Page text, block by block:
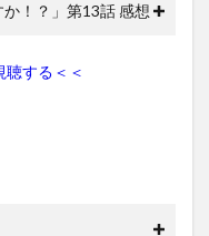
！？」第13話 感想
聴する＜＜